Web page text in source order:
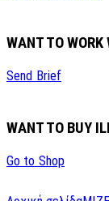
WANT TO WORK
Send Brief
WANT TO BUY
Go to Shop